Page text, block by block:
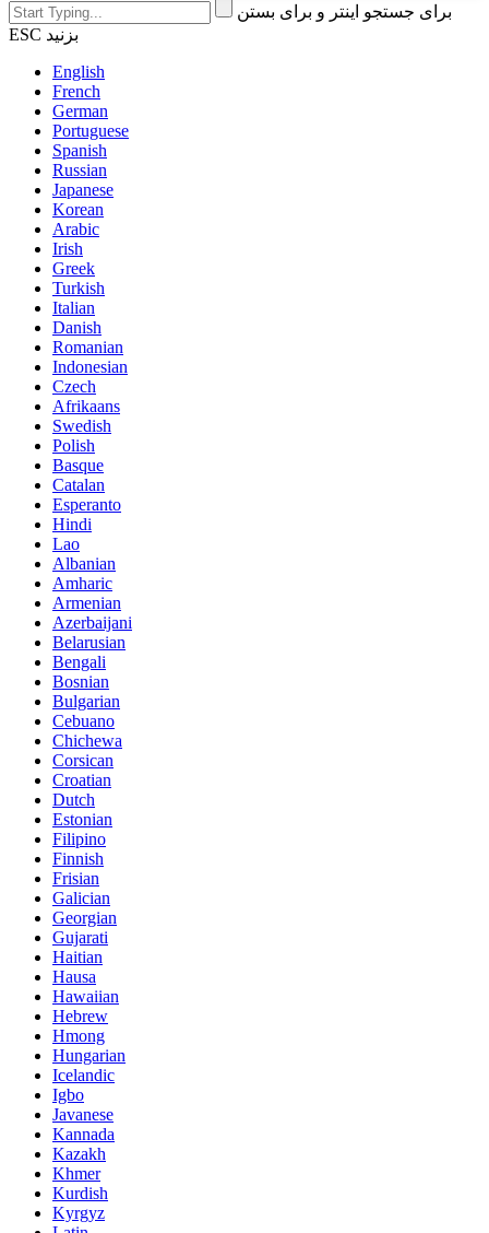
برای جستجو اینتر و برای بستن
ESC بزنید
English
French
German
Portuguese
Spanish
Russian
Japanese
Korean
Arabic
Irish
Greek
Turkish
Italian
Danish
Romanian
Indonesian
Czech
Afrikaans
Swedish
Polish
Basque
Catalan
Esperanto
Hindi
Lao
Albanian
Amharic
Armenian
Azerbaijani
Belarusian
Bengali
Bosnian
Bulgarian
Cebuano
Chichewa
Corsican
Croatian
Dutch
Estonian
Filipino
Finnish
Frisian
Galician
Georgian
Gujarati
Haitian
Hausa
Hawaiian
Hebrew
Hmong
Hungarian
Icelandic
Igbo
Javanese
Kannada
Kazakh
Khmer
Kurdish
Kyrgyz